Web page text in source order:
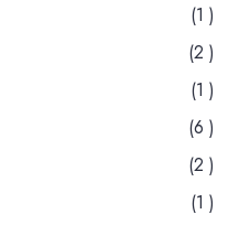
(1 )
(2 )
(1 )
(6 )
(2 )
(1 )